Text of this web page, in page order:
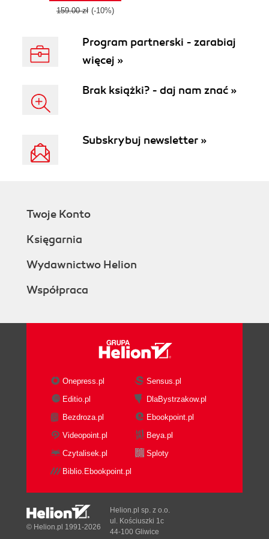
159.00 zł (-10%)
Program partnerski - zarabiaj
więcej »
Brak książki? - daj nam znać »
Subskrybuj newsletter »
Twoje Konto
Księgarnia
Wydawnictwo Helion
Współpraca
Onepress.pl
Sensus.pl
Editio.pl
DlaBystrzakow.pl
Bezdroza.pl
Ebookpoint.pl
Videopoint.pl
Beya.pl
Czytalisek.pl
Sploty
Biblio.Ebookpoint.pl
© Helion.pl 1991-2026
Helion.pl sp. z o.o.
ul. Kościuszki 1c
44-100 Gliwice